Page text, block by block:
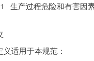
生产过程危险和有害因
适用于本规范：